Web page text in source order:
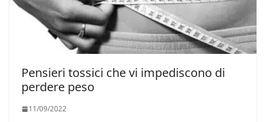
Pensieri tossici che vi impediscono di
perdere peso
11/09/2022